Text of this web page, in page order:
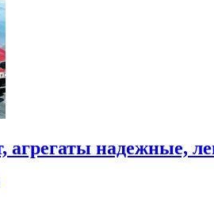
агрегаты надежные,